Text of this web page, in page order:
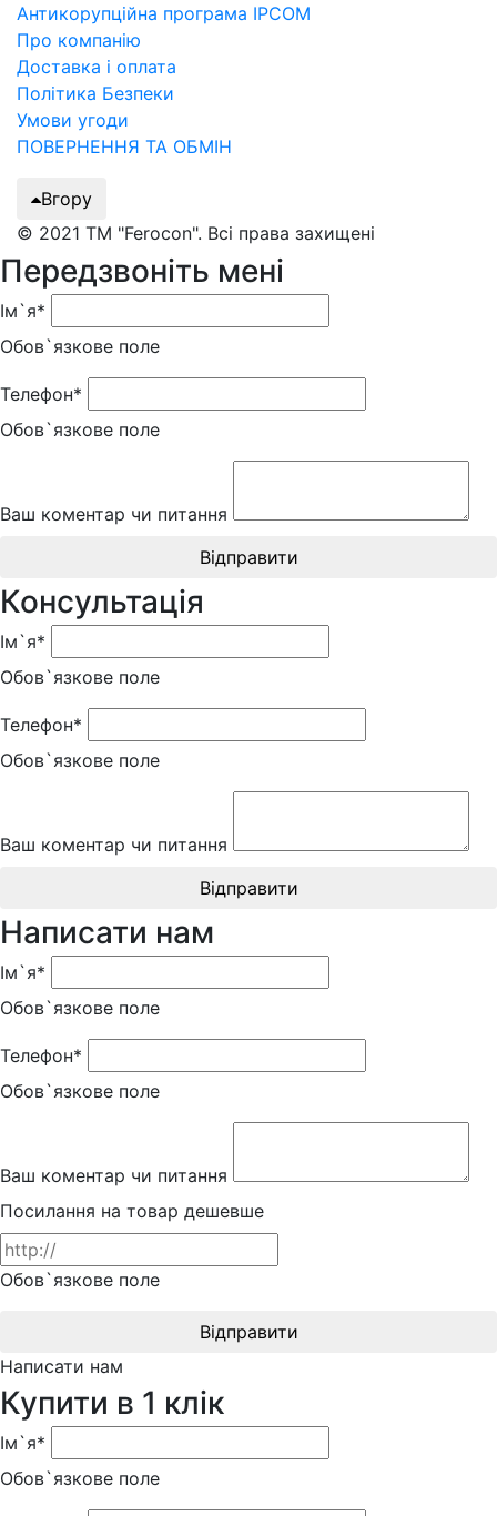
Антикорупційна програма IPCOM
Про компанію
Доставка і оплата
Політика Безпеки
Умови угоди
ПОВЕРНЕННЯ ТА ОБМІН
Вгору
© 2021 ТМ "Ferocon". Всі права захищені
Передзвоніть мені
Ім`я*
Обов`язкове поле
Телефон*
Обов`язкове поле
Ваш коментар чи питання
Відправити
Консультація
Ім`я*
Обов`язкове поле
Телефон*
Обов`язкове поле
Ваш коментар чи питання
Відправити
Написати нам
Ім`я*
Обов`язкове поле
Телефон*
Обов`язкове поле
Ваш коментар чи питання
Посилання на товар дешевше
Обов`язкове поле
Відправити
Написати нам
Купити в 1 клік
Ім`я*
Обов`язкове поле